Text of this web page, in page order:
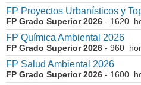
FP Proyectos Urbanísticos y
FP Grado Superior 2026 - 1620
FP Química Ambiental 2026
FP Grado Superior 2026 - 960
FP Salud Ambiental 2026
FP Grado Superior 2026 - 1600